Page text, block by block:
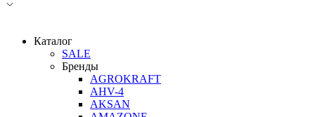
Каталог
SALE
Бренды
AGROKRAFT
AHV-4
AKSAN